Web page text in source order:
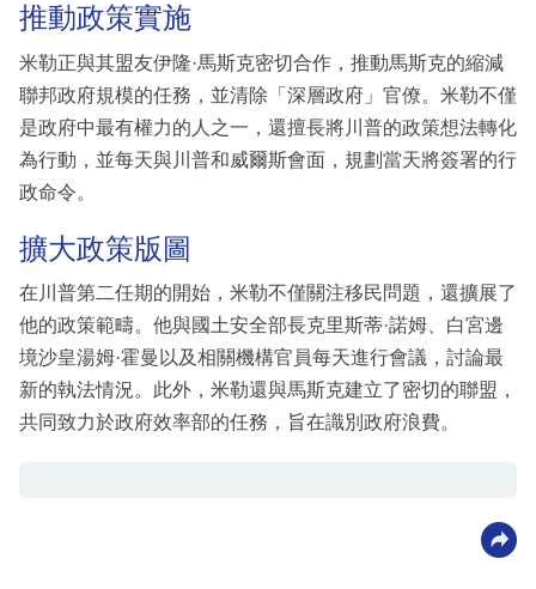
推動政策實施
米勒正與其盟友伊隆·馬斯克密切合作，推動馬斯克的縮減
聯邦政府規模的任務，並清除「深層政府」官僚。米勒不僅
是政府中最有權力的人之一，還擅長將川普的政策想法轉化
為行動，並每天與川普和威爾斯會面，規劃當天將簽署的行
政命令。
擴大政策版圖
在川普第二任期的開始，米勒不僅關注移民問題，還擴展了
他的政策範疇。他與國土安全部長克里斯蒂·諾姆、白宮邊
境沙皇湯姆·霍曼以及相關機構官員每天進行會議，討論最
新的執法情況。此外，米勒還與馬斯克建立了密切的聯盟，
共同致力於政府效率部的任務，旨在識別政府浪費。